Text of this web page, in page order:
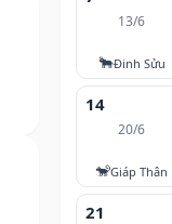
13/6
🐂Đinh Sửu
14
20/6
🐒Giáp Thân
21